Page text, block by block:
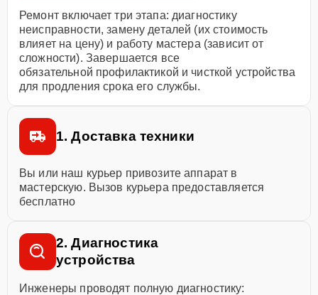
Ремонт включает три этапа: диагностику
неисправности, замену деталей (их стоимость
влияет на цену) и работу мастера (зависит от
сложности). Завершается все
обязательной профилактикой и чисткой устройства
для продления срока его службы.
1. Доставка техники
Вы или наш курьер привозите аппарат в
мастерскую. Вызов курьера предоставляется
бесплатно
2. Диагностика
устройства
Инженеры проводят полную диагностику: